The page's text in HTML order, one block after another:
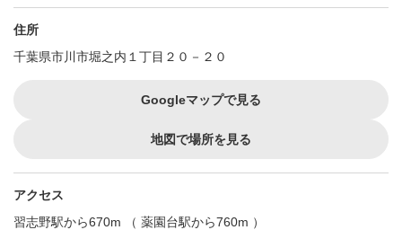
住所
千葉県市川市堀之内１丁目２０－２０
Googleマップで見る
地図で場所を見る
アクセス
習志野駅から670m （ 薬園台駅から760m ）